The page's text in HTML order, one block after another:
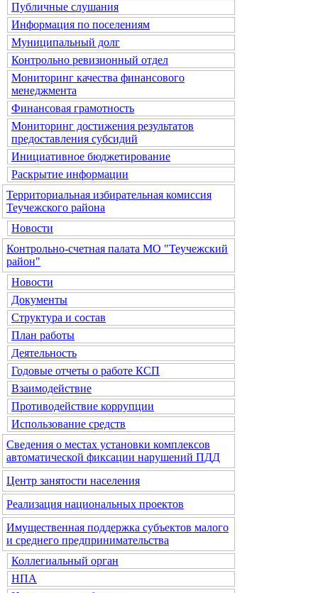
Публичные слушания
Информация по поселениям
Муниципальный долг
Контрольно ревизионный отдел
Мониторинг качества финансового
менеджмента
Финансовая грамотность
Мониторинг достижения результатов
предоставления субсидий
Инициативное бюджетирование
Раскрытие информации
Территориальная избирательная комиссия
Теучежского района
Новости
Контрольно-счетная палата МО "Теучежский
район"
Новости
Документы
Структура и состав
План работы
Деятельность
Годовые отчеты о работе КСП
Взаимодействие
Противодействие коррупции
Использование средств
Сведения о местах установки комплексов
автоматической фиксации нарушений ПДД
Центр занятости населения
Реализация национальных проектов
Имущественная поддержка субъектов малого
и среднего предпринимательства
Коллегиальный орган
НПА